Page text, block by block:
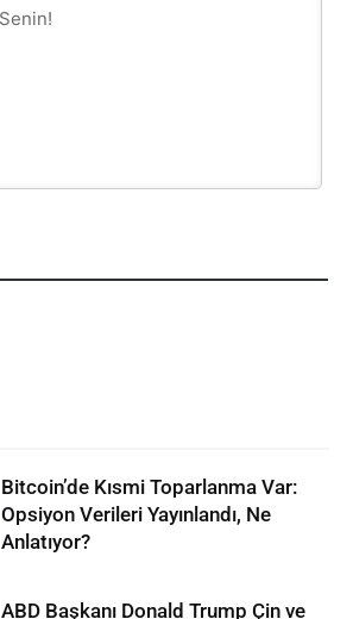
Bitcoin’de Kısmi Toparlanma Var:
Opsiyon Verileri Yayınlandı, Ne
Anlatıyor?
ABD Başkanı Donald Trump Çin ve